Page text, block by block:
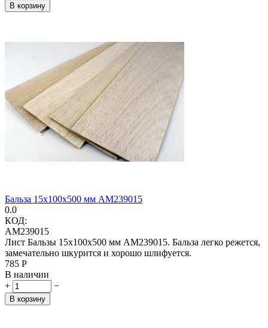
В корзину
Бальза 15х100х500 мм AM239015
0.0
КОД:
AM239015
Лист Бальзы 15x100x500 мм AM239015. Бальза легко режется,
замечательно шкурится и хорошо шлифуется.
‍785‍ Р
В наличии
+
−
В корзину